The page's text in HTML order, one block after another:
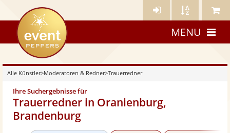
Künstler- Künstler Meine
eventpeppers
MENU
Alle Künstler>Moderatoren & Redner>Trauerredner
Ihre Suchergebnisse für
Trauerredner in Oranienburg,
Brandenburg